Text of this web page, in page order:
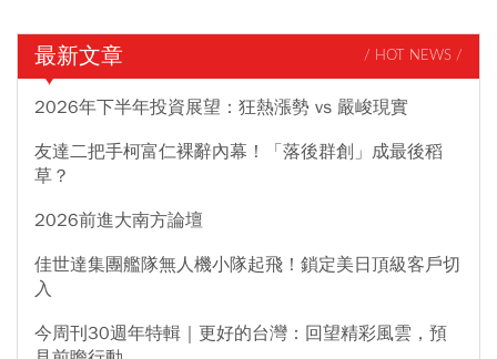
最新文章 / HOT NEWS /
2026年下半年投資展望：狂熱漲勢 vs 嚴峻現實
友達二把手柯富仁裸辭內幕！「落後群創」成最後稻
草？
2026前進大南方論壇
佳世達集團艦隊無人機小隊起飛！鎖定美日頂級客戶切
入
今周刊30週年特輯｜更好的台灣：回望精彩風雲，預